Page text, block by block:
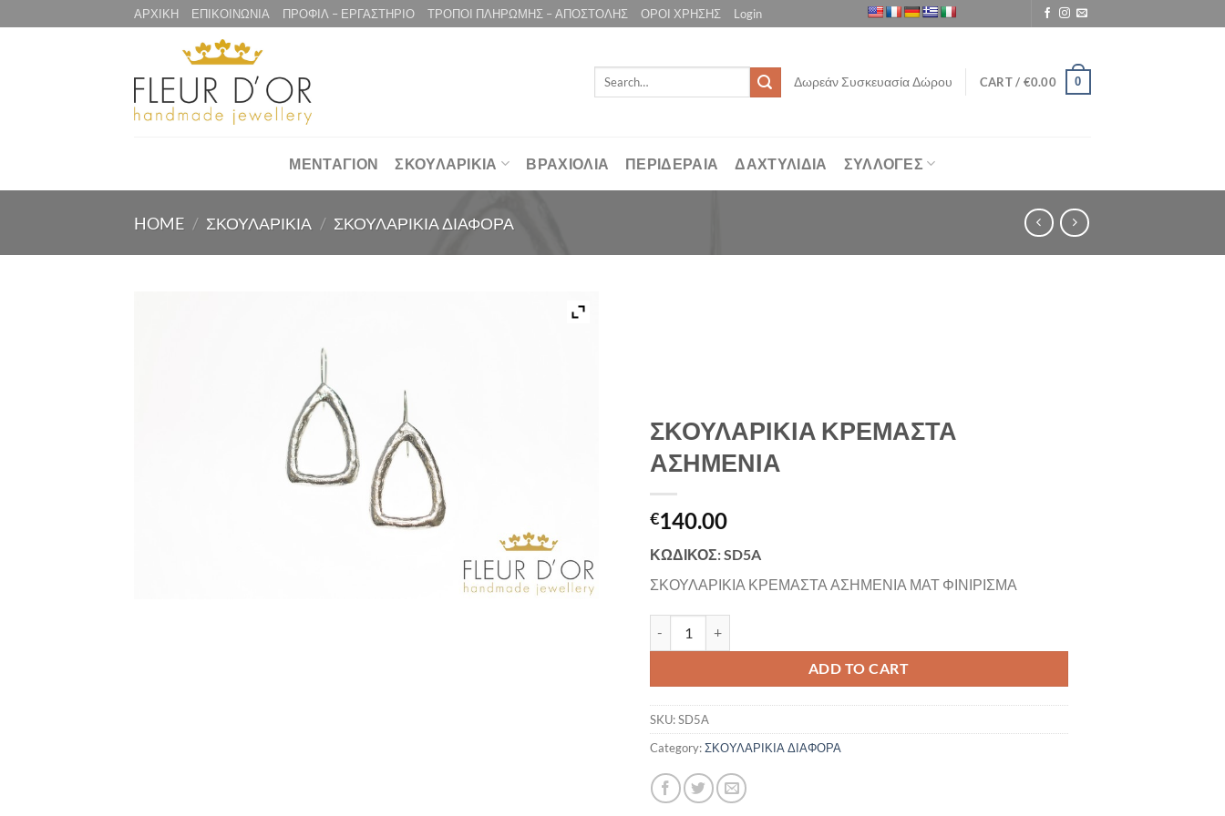
στο
ΑΡΧΙΚΗ ΕΠΙΚΟΙΝΩΝΙΑ ΠΡΟΦΙΛ – ΕΡΓΑΣΤΗΡΙΟ ΤΡΟΠΟΙ ΠΛΗΡΩΜΗΣ – ΑΠΟΣΤΟΛΗΣ ΟΡΟΙ ΧΡΗΣΗΣ Login
Search
Δωρεάν Συσκευασία Δώρου CART / €0.00 0
ΜΕΝΤΑΓΙΟΝ ΣΚΟΥΛΑΡΙΚΙΑ ΒΡΑΧΙΟΛΙΑ ΠΕΡΙΔΕΡΑΙΑ ΔΑΧΤΥΛΙΔΙΑ ΣΥΛΛΟΓΕΣ
HOME / ΣΚΟΥΛΑΡΙΚΙΑ / ΣΚΟΥΛΑΡΙΚΙΑ ΔΙΑΦΟΡΑ
ΣΚΟΥΛΑΡΙΚΙΑ ΚΡΕΜΑΣΤΑ
ΑΣΗΜΕΝΙΑ
€140.00
ΚΩΔΙΚΟΣ: SD5A
ΣΚΟΥΛΑΡΙΚΙΑ ΚΡΕΜΑΣΤΑ ΑΣΗΜΕΝΙΑ ΜΑΤ ΦΙΝΙΡΙΣΜΑ
ADD TO CART
SKU:SD5A
Category:ΣΚΟΥΛΑΡΙΚΙΑ ΔΙΑΦΟΡΑ